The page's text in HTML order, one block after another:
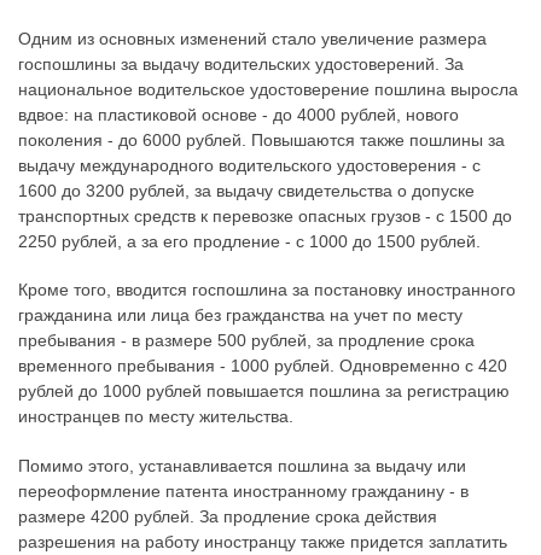
Одним из основных изменений стало увеличение размера
госпошлины за выдачу водительских удостоверений. За
национальное водительское удостоверение пошлина выросла
вдвое: на пластиковой основе - до 4000 рублей, нового
поколения - до 6000 рублей. Повышаются также пошлины за
выдачу международного водительского удостоверения - с
1600 до 3200 рублей, за выдачу свидетельства о допуске
транспортных средств к перевозке опасных грузов - с 1500 до
2250 рублей, а за его продление - с 1000 до 1500 рублей.
Кроме того, вводится госпошлина за постановку иностранного
гражданина или лица без гражданства на учет по месту
пребывания - в размере 500 рублей, за продление срока
временного пребывания - 1000 рублей. Одновременно с 420
рублей до 1000 рублей повышается пошлина за регистрацию
иностранцев по месту жительства.
Помимо этого, устанавливается пошлина за выдачу или
переоформление патента иностранному гражданину - в
размере 4200 рублей. За продление срока действия
разрешения на работу иностранцу также придется заплатить